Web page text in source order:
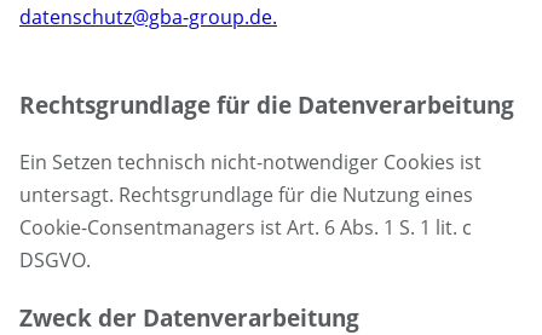
datenschutz@gba-group.de.
Rechtsgrundlage für die Datenverarbeitung
Ein Setzen technisch nicht-notwendiger Cookies ist
untersagt. Rechtsgrundlage für die Nutzung eines
Cookie-Consentmanagers ist Art. 6 Abs. 1 S. 1 lit. c
DSGVO.
Zweck der Datenverarbeitung